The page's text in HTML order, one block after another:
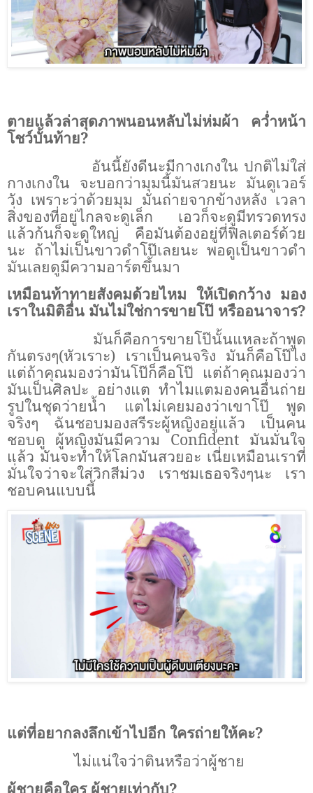
ตายแล้วล่าสุดภาพนอนหลับไม่ห่มผ้า คว่ำหน้า
โชว์บั้นท้าย?
อันนี้ยังดีนะมีกางเกงใน ปกติไม่ใส่
กางเกงใน จะบอกว่ามุมนี้มันสวยนะ มันดูเวอร์
วัง เพราะว่าด้วยมุม มันถ่ายจากข้างหลัง เวลา
สิ่งของที่อยู่ไกลจะดูเล็ก เอวก็จะดูมีทรวดทรง
แล้วก้นก็จะดูใหญ่ คือมันต้องอยู่ที่ฟิลเตอร์ด้วย
นะ ถ้าไม่เป็นขาวดำโป๊เลยนะ พอดูเป็นขาวดำ
มันเลยดูมีความอาร์ตขึ้นมา
เหมือนท้าทายสังคมด้วยไหม ให้เปิดกว้าง มอง
เราในมิติอื่น มันไม่ใช่การขายโป๊ หรืออนาจาร?
มันก็คือการขายโป๊นั้นแหละถ้าพูด
กันตรงๆ(หัวเราะ) เราเป็นคนจริง มันก็คือโป๊ไง
แต่ถ้าคุณมองว่ามันโป๊ก็คือโป๊ แต่ถ้าคุณมองว่า
มันเป็นศิลปะ อย่างแต ทำไมแตมองคนอื่นถ่าย
รูปในชุดว่ายน้ำ แตไม่เคยมองว่าเขาโป๊ พูด
จริงๆ ฉันชอบมองสรีระผู้หญิงอยู่แล้ว เป็นคน
ชอบดู ผู้หญิงมันมีความConfident มันมั่นใจ
แล้ว มันจะทำให้โลกมันสวยอะ เนี่ยเหมือนเราที่
มั่นใจว่าจะใส่วิกสีม่วง เราชมเธอจริงๆนะ เรา
ชอบคนแบบนี้
แต่ที่อยากลงลึกเข้าไปอีก ใครถ่ายให้คะ?
ไม่แน่ใจว่าตินหรือว่าผู้ชาย
ผู้ชายคือใคร ผู้ชายเท่ากับ?